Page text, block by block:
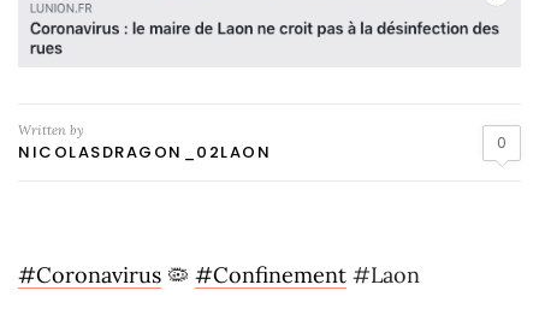
Written by
NICOLASDRAGON_02LAON 0
#Coronavirus 🦠 #Confinement #Laon